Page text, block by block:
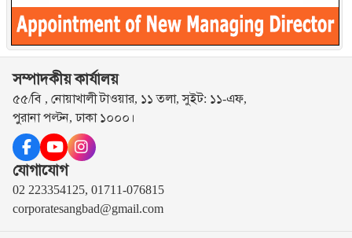
সম্পাদকীয় কার্যালয়
৫৫/বি , নোয়াখালী টাওয়ার, ১১ তলা, সুইট: ১১-এফ,
পুরানা পল্টন, ঢাকা ১০০০।
যোগাযোগ
02 223354125, 01711-076815
corporatesangbad@gmail.com